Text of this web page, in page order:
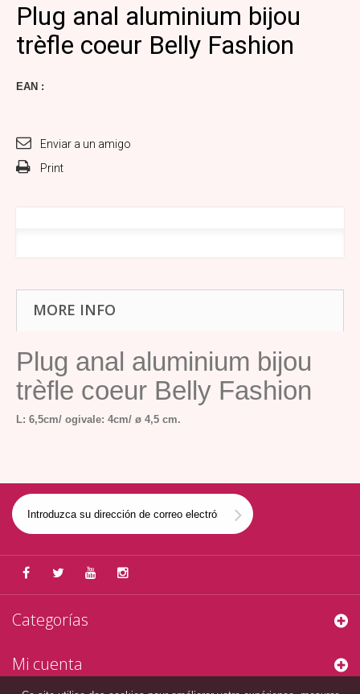
Plug anal aluminium bijou
trèfle coeur Belly Fashion
EAN :
Enviar a un amigo
Print
MORE INFO
Plug anal aluminium bijou
trèfle coeur Belly Fashion
L: 6,5cm/ ogivale: 4cm/ ø 4,5 cm.
Categorías
Mi cuenta